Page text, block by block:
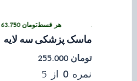
هر قسطتومان63.750
•
ماسک پزشکی سه لایه
تومان 255.000
نمره0 از 5